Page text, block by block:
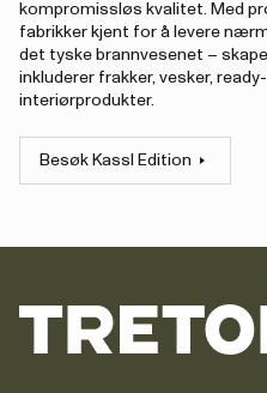
kompromissløs kvalitet. Med
fabrikker kjent for å levere
det tyske brannvesenet –
inkluderer frakker, vesker,
interiørprodukter.
Besøk Kassl Edition